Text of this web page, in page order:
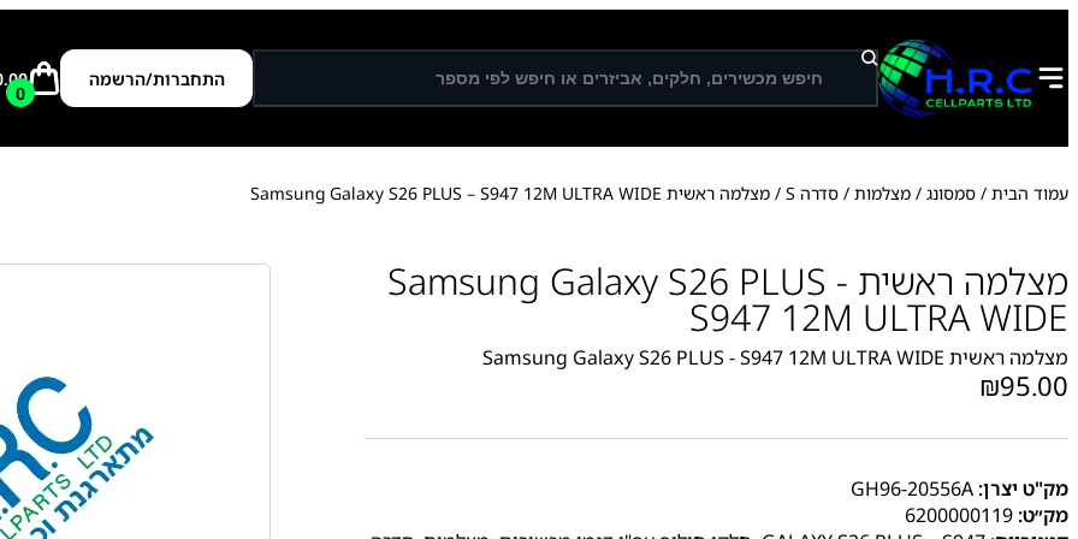
ח
י
פ
התחברות/הרשמה
0
עמוד הבית / סמסונג / מצלמות / סדרה S / מצלמה ראשית Samsung Galaxy S26 PLUS – S947 12M ULTRA WIDE
מצלמה ראשית Samsung Galaxy S26 PLUS -
S947 12M ULTRA WIDE
מצלמה ראשית Samsung Galaxy S26 PLUS - S947 12M ULTRA WIDE
₪95.00
מק"ט יצרן: GH96-20556A
מק״ט: 6200000119